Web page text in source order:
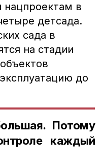
нацпроектам в
детсада.
сада в
на стадии
до
Потому
каждый